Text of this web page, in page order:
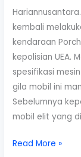
Diego
Hills
kembali
kendaraan
kepolisian UEA.
spesifikasi
gila mobil ini
Sebelumnya
mobil elit yang
Porsche
Read More »